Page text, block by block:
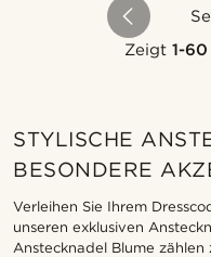
Zeigt1-60
STYLISCHE
BESONDERE
Verleihen Sie Ihrem
unseren exklusiven
Anstecknadel Blume